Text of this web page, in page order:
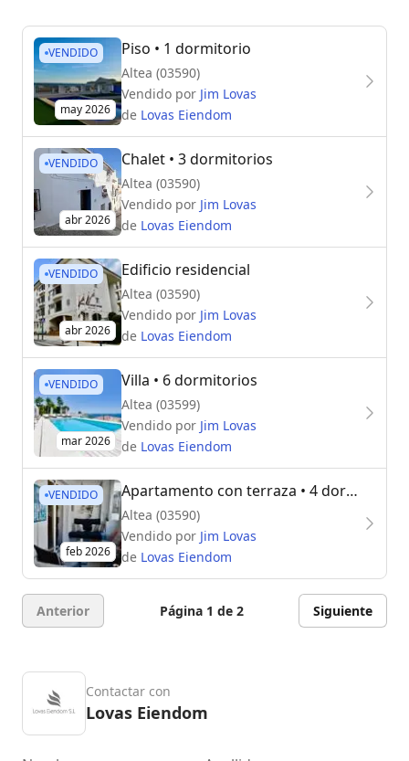
VENDIDO
may 2026
Piso • 1 dormitorio
Altea (03590)
Vendido por Jim Lovas
de Lovas Eiendom
VENDIDO
abr 2026
Chalet • 3 dormitorios
Altea (03590)
Vendido por Jim Lovas
de Lovas Eiendom
VENDIDO
abr 2026
Edificio residencial
Altea (03590)
Vendido por Jim Lovas
de Lovas Eiendom
VENDIDO
mar 2026
Villa • 6 dormitorios
Altea (03599)
Vendido por Jim Lovas
de Lovas Eiendom
VENDIDO
feb 2026
Apartamento con terraza • 4 dormitorios
Altea (03590)
Vendido por Jim Lovas
de Lovas Eiendom
Anterior Página 1 de 2 Siguiente
Contactar con
Lovas Eiendom